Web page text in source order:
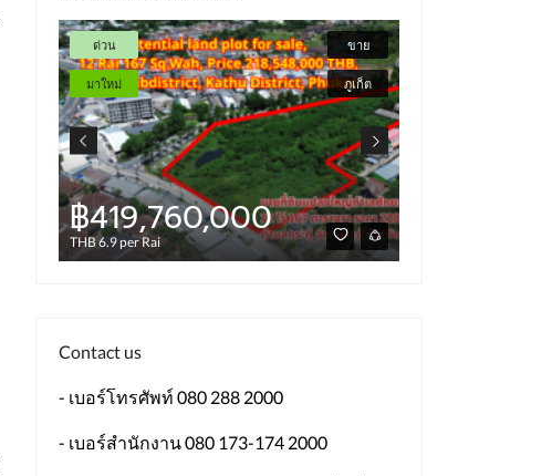
ด่วน
มาใหม่
ขาย
ภูเก็ต
฿419,760,000
THB 6.9 per Rai
Contact us
- เบอร์โทรศัพท์ 080 288 2000
- เบอร์สำนักงาน 080 173-174 2000